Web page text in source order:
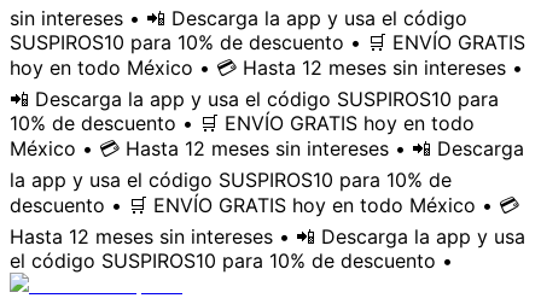
sin intereses • 📲 Descarga la app y usa el código
SUSPIROS10 para 10% de descuento • 🛒 ENVÍO GRATIS
hoy en todo México • 💳 Hasta 12 meses sin intereses •
📲 Descarga la app y usa el código SUSPIROS10 para
10% de descuento • 🛒 ENVÍO GRATIS hoy en todo
México • 💳 Hasta 12 meses sin intereses • 📲 Descarga
la app y usa el código SUSPIROS10 para 10% de
descuento • 🛒 ENVÍO GRATIS hoy en todo México • 💳
Hasta 12 meses sin intereses • 📲 Descarga la app y usa
el código SUSPIROS10 para 10% de descuento •